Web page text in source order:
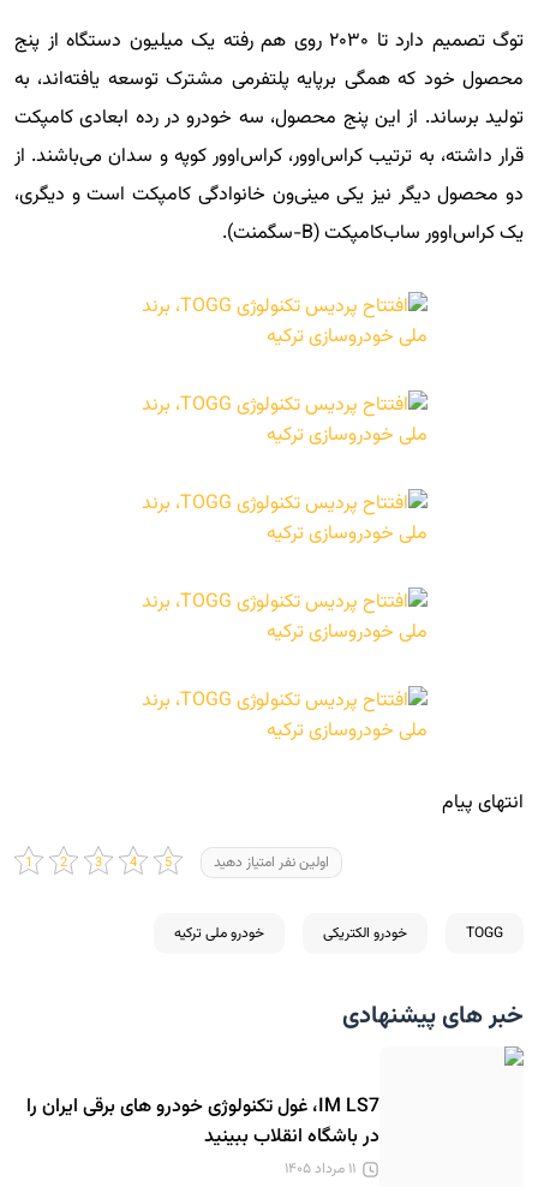
توگ تصمیم دارد تا ۲۰۳۰ روی هم رفته یک میلیون دستگاه از پنج
محصول خود که همگی برپایه پلتفرمی مشترک توسعه یافته‌اند، به
تولید برساند. از این پنج محصول، سه خودرو در رده ابعادی کامپکت
قرار داشته، به ترتیب کراس‌اوور، کراس‌اوور کوپه و سدان می‌باشند. از
دو محصول دیگر نیز یکی مینی‌ون خانوادگی کامپکت است و دیگری،
یک کراس‌اوور ساب‌کامپکت (B-سگمنت).
انتهای پیام
اولین نفر امتیاز دهید
TOGG خودرو الکتریکی خودرو ملی ترکیه
خبر های پیشنهادی
IM LS7، غول تکنولوژی خودرو های برقی ایران را
در باشگاه انقلاب ببینید
۱۱ مرداد ۱۴۰۵